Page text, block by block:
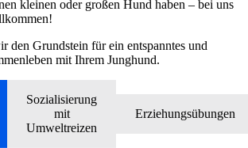
kleinen oder großen Hund haben – bei uns
den Grundstein für ein entspanntes und
mit Ihrem Junghund.
Sozialisierung
mit
Umweltreizen
Erziehungsübungen